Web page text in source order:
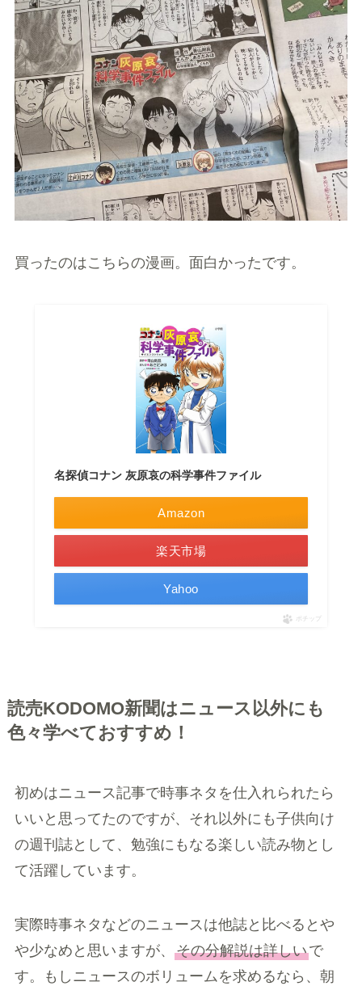
買ったのはこちらの漫画。面白かったです。
名探偵コナン 灰原哀の科学事件ファイル
Amazon
楽天市場
Yahoo
ポチップ
読売KODOMO新聞はニュース以外にも
色々学べておすすめ！
初めはニュース記事で時事ネタを仕入れられたら
いいと思ってたのですが、それ以外にも子供向け
の週刊誌として、勉強にもなる楽しい読み物とし
て活躍しています。
実際時事ネタなどのニュースは他誌と比べるとや
や少なめと思いますが、 その分解説は詳しいで
す。もしニュースのボリュームを求めるなら、朝